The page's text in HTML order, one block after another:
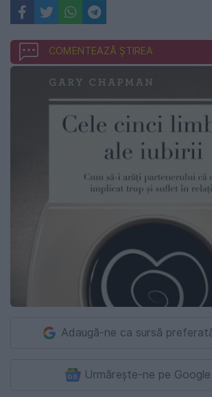
COMENTEAZĂ ȘTIREA
Adaugă-ne ca sursă
Urmărește-ne pe